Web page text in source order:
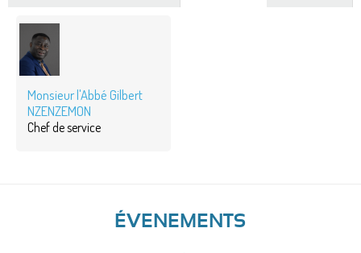
Monsieur l'Abbé Gilbert
NZENZEMON
Chef de service
ÉVENEMENTS